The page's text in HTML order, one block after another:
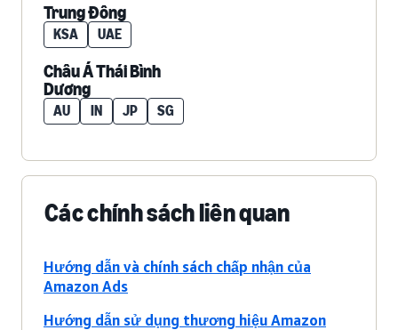
Trung Đông
KSA UAE
Châu Á Thái Bình
Dương
AU IN JP SG
Các chính sách liên quan
Hướng dẫn và chính sách chấp nhận của
Amazon Ads
Hướng dẫn sử dụng thương hiệu Amazon